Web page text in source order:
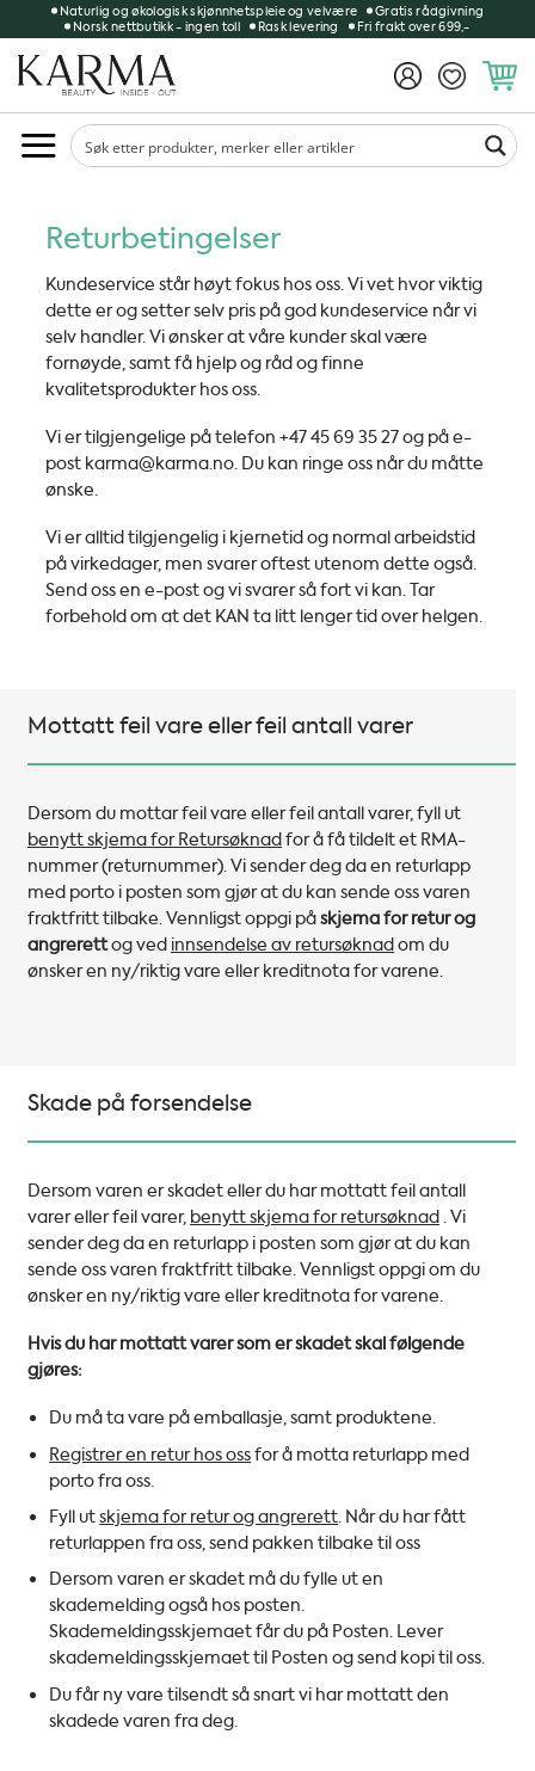
to
content
Naturlig og økologisk skjønnhetspleie og velvære
Gratis rådgivning
Norsk nettbutikk - ingen toll
Rask levering Fri frakt over 699,-
Returbetingelser
Kundeservice står høyt fokus hos oss. Vi vet hvor viktig
dette er og setter selv pris på god kundeservice når vi
selv handler. Vi ønsker at våre kunder skal være
fornøyde, samt få hjelp og råd og finne
kvalitetsprodukter hos oss.
Vi er tilgjengelige på telefon +47 45 69 35 27 og på e-
post karma@karma.no. Du kan ringe oss når du måtte
ønske.
Vi er alltid tilgjengelig i kjernetid og normal arbeidstid
på virkedager, men svarer oftest utenom dette også.
Send oss en e-post og vi svarer så fort vi kan. Tar
forbehold om at det KAN ta litt lenger tid over helgen.
Mottatt feil vare eller feil antall varer
Dersom du mottar feil vare eller feil antall varer, fyll ut
benytt skjema for Retursøknadfor å få tildelt et RMA-
nummer (returnummer). Vi sender deg da en returlapp
med porto i posten som gjør at du kan sende oss varen
fraktfritt tilbake. Vennligst oppgi påskjema for retur og
angrerettog ved innsendelse av retursøknadom du
ønsker en ny/riktig vare eller kreditnota for varene.
Skade på forsendelse
Dersom varen er skadet eller du har mottatt feil antall
varer eller feil varer, benytt skjema for retursøknad. Vi
sender deg da en returlapp i posten som gjør at du kan
sende oss varen fraktfritt tilbake. Vennligst oppgi om du
ønsker en ny/riktig vare eller kreditnota for varene.
Hvis du har mottatt varer som er skadet skal følgende
gjøres:
Du må ta vare på emballasje, samt produktene.
Registrer en retur hos ossfor å motta returlapp med
porto fra oss.
Fyll utskjema for retur og angrerett. Når du har fått
returlappen fra oss, send pakken tilbake til oss
Dersom varen er skadet må du fylle ut en
skademelding også hos posten.
Skademeldingsskjemaet får du på Posten. Lever
skademeldingsskjemaet til Posten og send kopi til oss.
Du får ny vare tilsendt så snart vi har mottatt den
skadede varen fra deg.